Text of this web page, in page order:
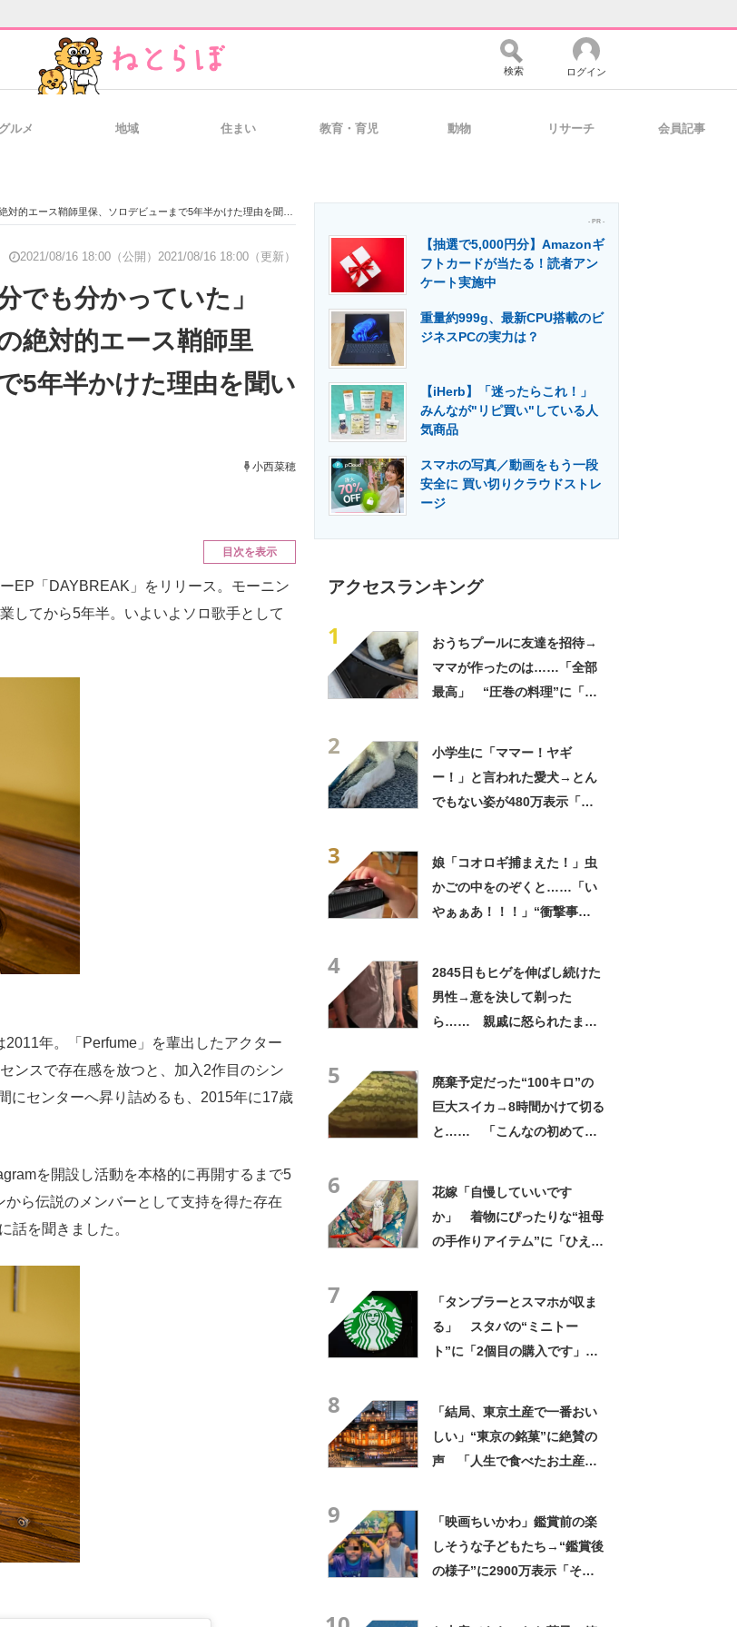
経営リーダーのコミュニティ マーケ×ITの今がよく分かる
IT製品の技術・比較・事例 製造業のIT導入・活用を支援
エネルギーの専門メディア 建設×テクノロジーの最前線
検索 ログイン
グルメ 地域 住まい 教育・育児 動物 リサーチ 会員記事
エース鞘師里保、ソロデビューまで5年半かけた理由を聞いた
2021/08/16 18:00（公開） 2021/08/16 18:00（更新）
でも分かっていた」
絶対的エース鞘師里
5年半かけた理由を聞い
小西菜穂
目次を表示
EP「DAYBREAK」をリリース。モーニン
してから5年半。いよいよソロ歌手として
年。「Perfume」を輩出したアクター
ンスで存在感を放つと、加入2作目のシン
にセンターへ昇り詰めるも、2015年に17歳
を開設し活動を本格的に再開するまで5
ら伝説のメンバーとして支持を得た存在
話を聞きました。
- PR -
【抽選で5,000円分】Amazonギ
フトカードが当たる！読者アン
ケート実施中
重量約999g、最新CPU搭載のビ
ジネスPCの実力は？
【iHerb】「迷ったらこれ！」
みんなが"リピ買い"している人
気商品
スマホの写真／動画をもう一段
安全に 買い切りクラウドストレ
ージ
アクセスランキング
1
おうちプールに友達を招待→
ママが作ったのは……「全部
最高」 “圧巻の料理”に「う
2
小学生に「ママー！ヤギ
ー！」と言われた愛犬→とん
でもない姿が480万表示「ど
3
娘「コオロギ捕まえた！」虫
かごの中をのぞくと……「い
やぁぁあ！！！」“衝撃事
4
2845日もヒゲを伸ばし続けた
男性→意を決して剃った
ら…… 親戚に怒られたまさ
5
廃棄予定だった“100キロ”の
巨大スイカ→8時間かけて切る
と…… 「こんなの初めて見
6
花嫁「自慢していいです
か」 着物にぴったりな“祖母
の手作りアイテム”に「ひえ
7
「タンブラーとスマホが収ま
る」 スタバの“ミニトー
ト”に「2個目の購入です」
8
「結局、東京土産で一番おい
しい」“東京の銘菓”に絶賛の
声 「人生で食べたお土産の
9
「映画ちいかわ」鑑賞前の楽
しそうな子どもたち→“鑑賞後
の様子”に2900万表示「そう